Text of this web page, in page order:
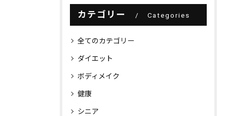
カテゴリー Categories
全てのカテゴリー
ダイエット
ボディメイク
健康
シニア